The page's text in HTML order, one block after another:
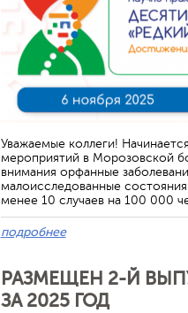
Уважаемые коллеги!
мероприятий в Морозовской
внимания орфанные
малоисследованные
менее 10 случаев на 100 000
подробнее
РАЗМЕЩЕН 2-Й
ЗА 2025 ГОД